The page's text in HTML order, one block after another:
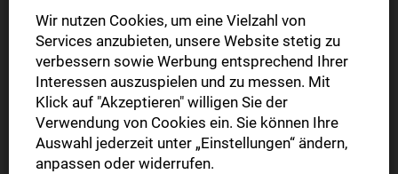
Sie kündigen?
StZ Plus »
Alle Plus-Artikel
Digitale Zeitung »
Wir nutzen Cookies, um eine Vielzahl von
Services anzubieten, unsere Website stetig zu
verbessern sowie Werbung entsprechend Ihrer
Interessen auszuspielen und zu messen. Mit
Klick auf "Akzeptieren" willigen Sie der
Verwendung von Cookies ein. Sie können Ihre
Auswahl jederzeit unter „Einstellungen“ ändern,
anpassen oder widerrufen.